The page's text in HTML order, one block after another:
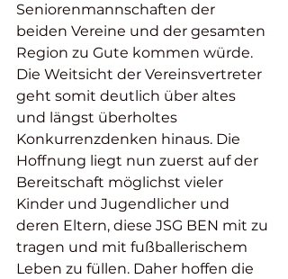
Seniorenmannschaften der
beiden Vereine und der gesamten
Region zu Gute kommen würde.
Die Weitsicht der Vereinsvertreter
geht somit deutlich über altes
und längst überholtes
Konkurrenzdenken hinaus. Die
Hoffnung liegt nun zuerst auf der
Bereitschaft möglichst vieler
Kinder und Jugendlicher und
deren Eltern, diese JSG BEN mit zu
tragen und mit fußballerischem
Leben zu füllen. Daher hoffen die